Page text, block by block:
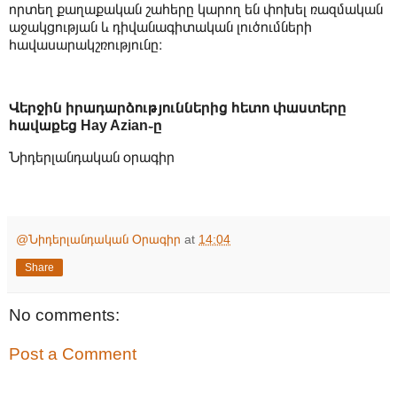
որտեղ քաղաքական շահերը կարող են փոխել ռազմական
աջակցության և դիվանագիտական լուծումների
հավասարակշռությունը։
Վերջին իրադարձություններից հետո փաստերը
հավաքեց Hay Azian֊ը
Նիդերլանդական օրագիր
@Նիդերլանդական Օրագիր at 14:04
Share
No comments:
Post a Comment